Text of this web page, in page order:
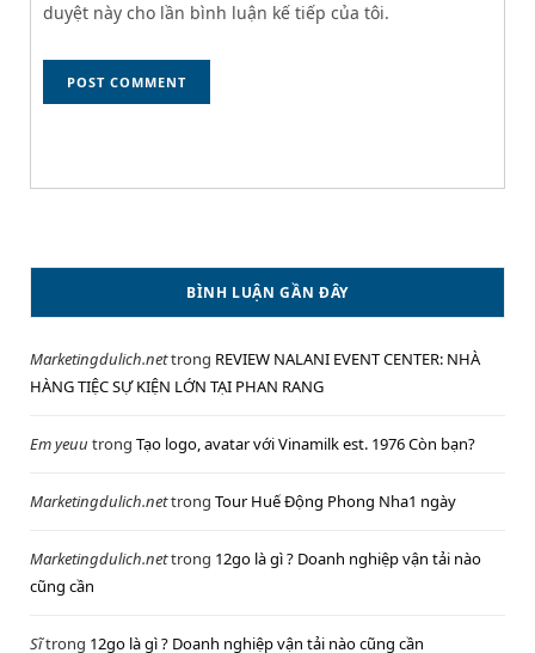
duyệt này cho lần bình luận kế tiếp của tôi.
BÌNH LUẬN GẦN ĐÂY
Marketingdulich.nettrong REVIEW NALANI EVENT CENTER: NHÀ
HÀNG TIỆC SỰ KIỆN LỚN TẠI PHAN RANG
Em yeuu trong Tạo logo, avatar với Vinamilk est. 1976 Còn bạn?
Marketingdulich.nettrong Tour Huế Động Phong Nha1 ngày
Marketingdulich.nettrong 12go là gì ? Doanh nghiệp vận tải nào
cũng cần
Sĩtrong 12go là gì ? Doanh nghiệp vận tải nào cũng cần